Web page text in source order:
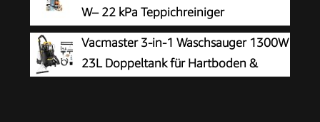
W– 22 kPa Teppichreiniger
Waschsauger
Vacmaster 3-in-1 Waschsauger 1300W
23L Doppeltank für Hartboden &